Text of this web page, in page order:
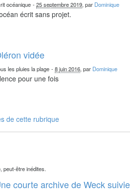
océanique -25 septembre 2019, par Dominique
écrit sans projet.
vidée
les pluies la plage -8 juin 2016, par Dominique
pour une fois
de cette rubrique
peut-être inédites.
courte archive de Weck